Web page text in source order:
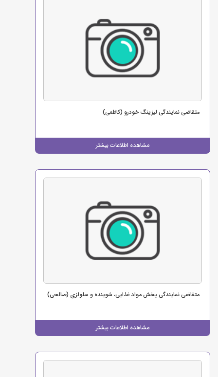
مشاهده اطلاعات بیشتر
متقاضی نمایندگی لیزینگ خودرو (کاظمی)
مشاهده اطلاعات بیشتر
متقاضی نمایندگی پخش مواد غذایی، شوینده و سلولزی (صالحی)